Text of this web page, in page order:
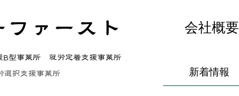
ァースト
型事業所 就労定着支援事業所
択支援事業所
会社概要
新着情報